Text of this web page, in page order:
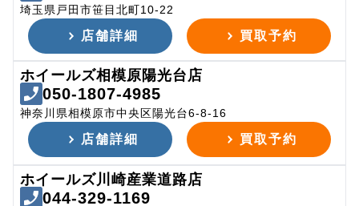
埼玉県戸田市笹目北町10-22
店舗詳細 買取予約
ホイールズ相模原陽光台店
050-1807-4985
神奈川県相模原市中央区陽光台6-8-16
店舗詳細 買取予約
ホイールズ川崎産業道路店
044-329-1169